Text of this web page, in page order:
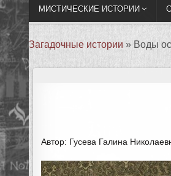
МИСТИЧЕСКИЕ ИСТОРИИ
Загадочные истории » Воды
Автор: Гусева Галина